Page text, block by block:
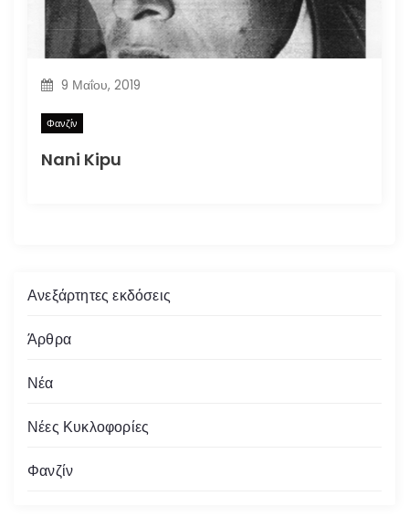
9 Μαΐου, 2019
Φανζίν
Nani Kipu
Ανεξάρτητες εκδόσεις
Άρθρα
Νέα
Νέες Κυκλοφορίες
Φανζίν